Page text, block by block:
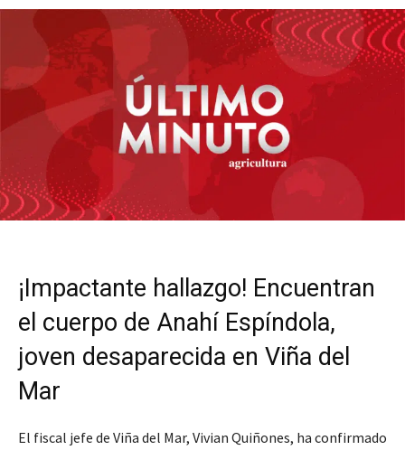
¡Impactante hallazgo! Encuentran
el cuerpo de Anahí Espíndola,
joven desaparecida en Viña del
Mar
El fiscal jefe de Viña del Mar, Vivian Quiñones, ha confirmado